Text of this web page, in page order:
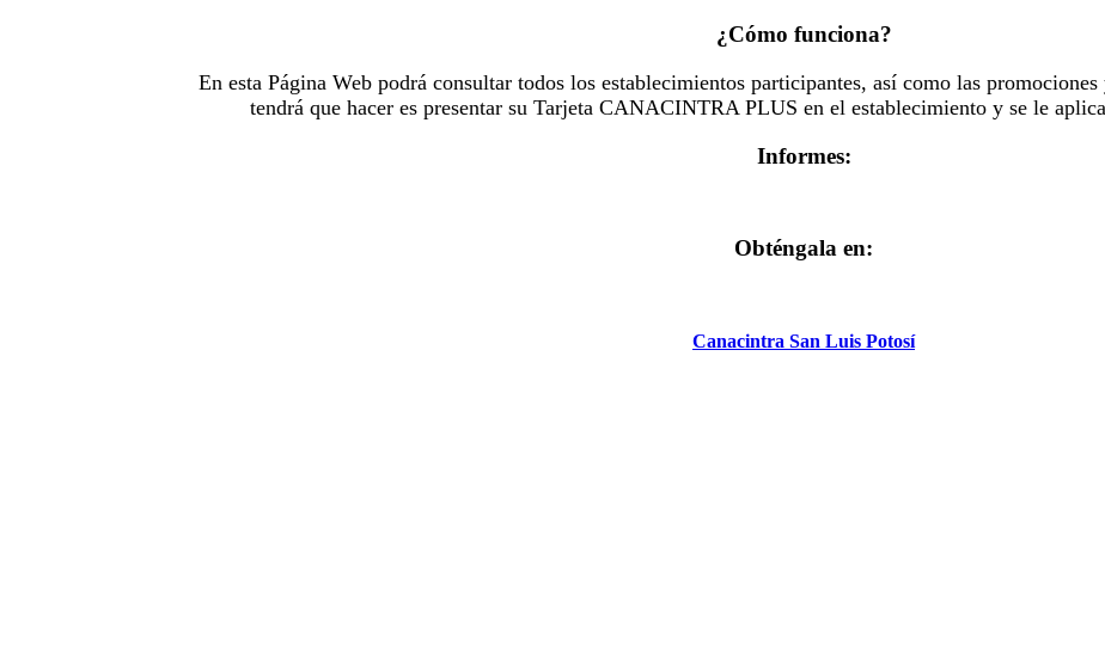
¿Cómo funciona?
En esta Página Web podrá consultar todos los establecimientos participantes, así como las
tendrá que hacer es presentar su Tarjeta CANACINTRA PLUS en el establecimiento y se le
Informes:
Obténgala en:
Canacintra San Luis Potosí